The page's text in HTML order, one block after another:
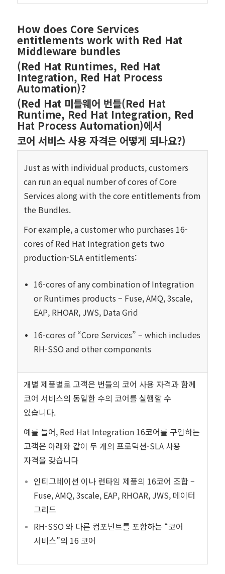
How does Core Services
entitlements work with Red Hat
Middleware bundles
(Red Hat Runtimes, Red Hat
Integration, Red Hat Process
Automation)?
(Red Hat 미들웨어 번들(Red Hat
Runtime, Red Hat Integration, Red
Hat Process Automation)에서
코어 서비스 사용 자격은 어떻게 되나요?)
Just as with individual products, customers
can run an equal number of cores of Core
Services along with the core entitlements from
the Bundles.
For example, a customer who purchases 16-
cores of Red Hat Integration gets two
production-SLA entitlements:
16-cores of any combination of Integration
or Runtimes products – Fuse, AMQ, 3scale,
EAP, RHOAR, JWS, Data Grid
16-cores of “Core Services” – which includes
RH-SSO and other components
개별 제품별로 고객은 번들의 코어 사용 자격과 함께
코어 서비스의 동일한 수의 코어를 실행할 수
있습니다.
예를 들어, Red Hat Integration 16코어를 구입하는
고객은 아래와 같이 두 개의 프로덕션-SLA 사용
자격을 갖습니다
인티그레이션 이나 런타임 제품의 16코어 조합 –
Fuse, AMQ, 3scale, EAP, RHOAR, JWS, 데이터
그리드
RH-SSO 와 다른 컴포넌트를 포함하는 “코어
서비스”의 16 코어